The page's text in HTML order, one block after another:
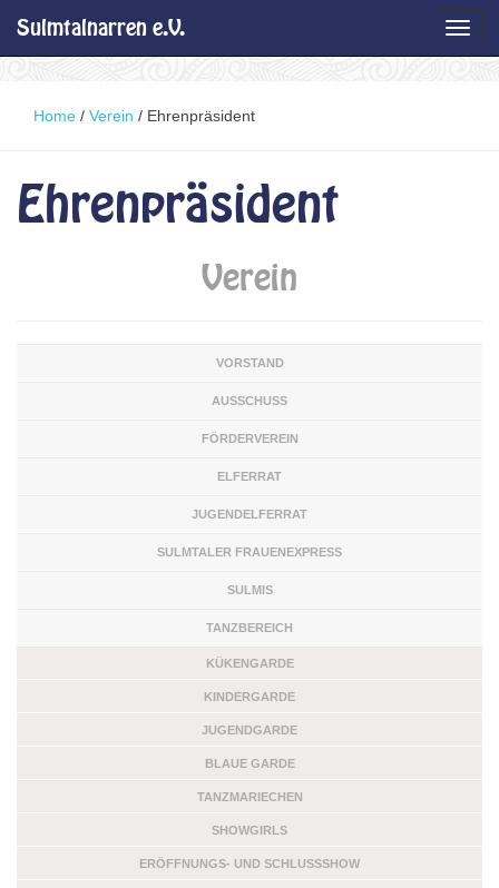
Sulmtalnarren e.V.
Home / Verein / Ehrenpräsident
Ehrenpräsident
Verein
VORSTAND
AUSSCHUSS
FÖRDERVEREIN
ELFERRAT
JUGENDELFERRAT
SULMTALER FRAUENEXPRESS
SULMIS
TANZBEREICH
KÜKENGARDE
KINDERGARDE
JUGENDGARDE
BLAUE GARDE
TANZMARIECHEN
SHOWGIRLS
ERÖFFNUNGS- UND SCHLUSSSHOW